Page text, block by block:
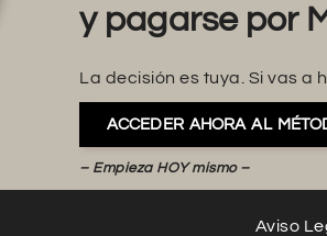
y pagarse por
La decisión es tuya. Si vas a
ACCEDER AHORA AL
– Empieza HOY mismo –
Aviso